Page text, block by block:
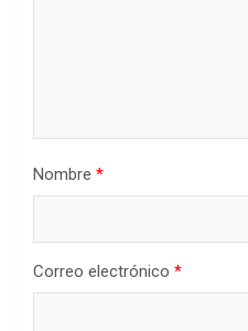
Nombre *
Correo electrónico *